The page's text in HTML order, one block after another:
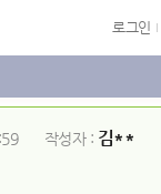
로그인
작성자 : 김**